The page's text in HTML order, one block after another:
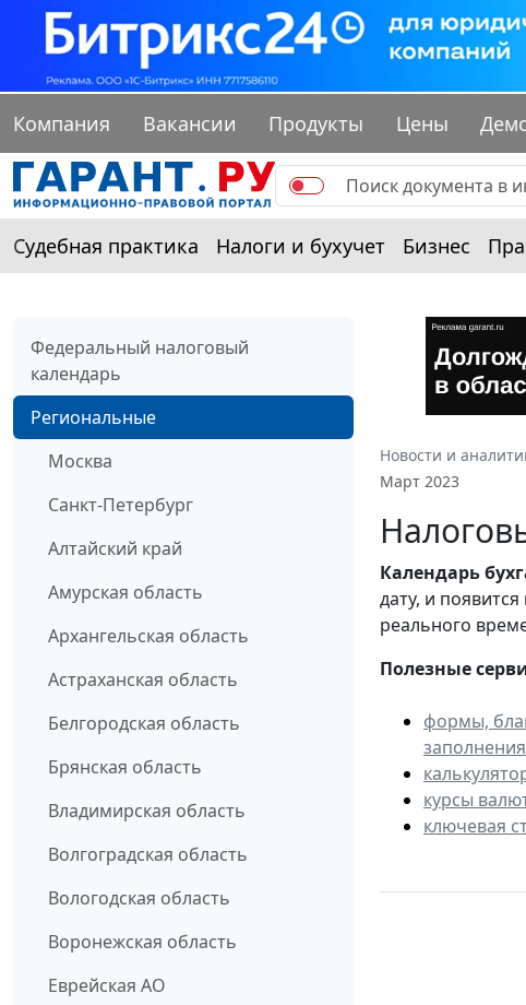
Компания Вакансии Продукты Цены
Судебная практика Налоги и бухучет Бизнес
Федеральный налоговый
календарь
Региональные
Москва
Санкт-Петербург
Алтайский край
Амурская область
Архангельская область
Астраханская область
Белгородская область
Брянская область
Владимирская область
Волгоградская область
Вологодская область
Воронежская область
Еврейская АО
Новости и
Март 2023
Календарь
дату, и
реального
Полезные
формы,
заполнения
курсы
ключевая